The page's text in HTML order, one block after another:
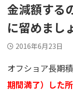
金減額する
に留めまし
2016年6月23日
オフショア長期
期間満了）した